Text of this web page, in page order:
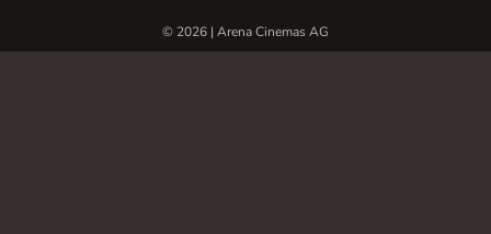
© 2026 | Arena Cinemas AG